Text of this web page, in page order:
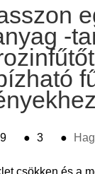
-
● 3 ●
csökken és a